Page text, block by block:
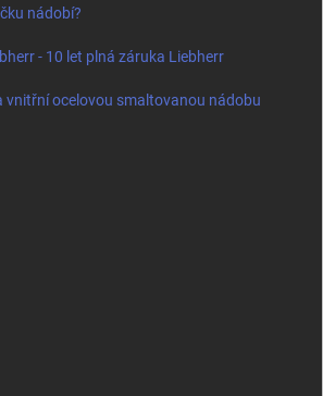
nádobí?
- 10 let plná záruka Liebherr
vnitřní ocelovou smaltovanou nádobu